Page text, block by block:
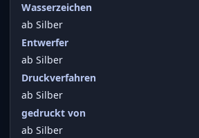
Wasserzeichen
ab Silber
Entwerfer
ab Silber
Druckverfahren
ab Silber
gedruckt von
ab Silber